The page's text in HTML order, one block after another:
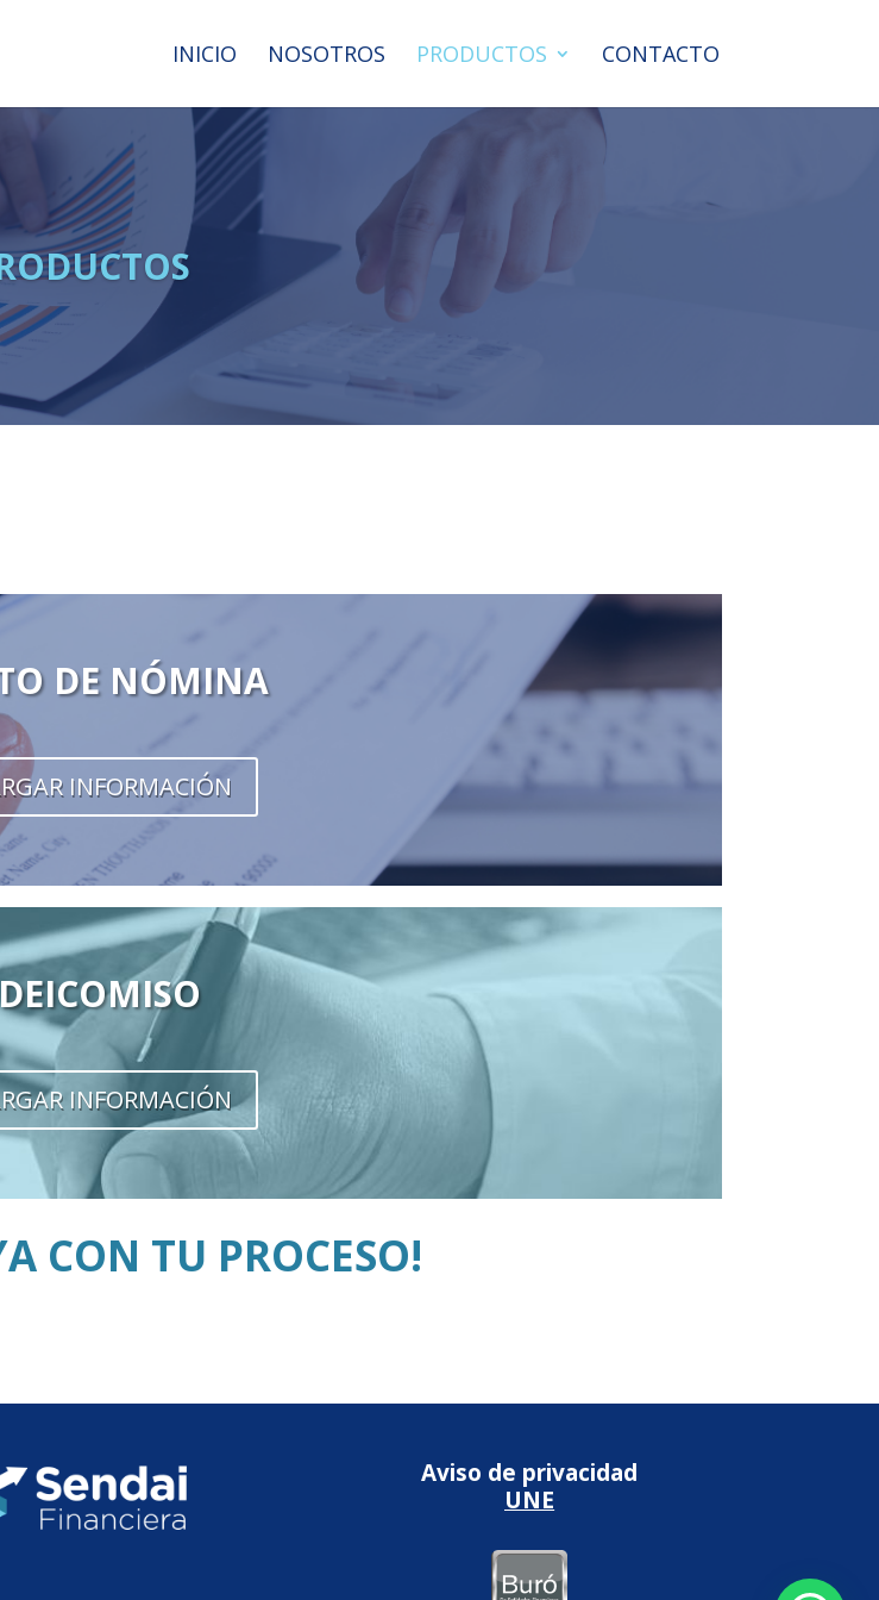
INICIO NOSOTROS PRODUCTOS CONTACTO
DE NÓMINA
INFORMACIÓN
INFORMACIÓN
CON TU PROCESO!
Aviso de privacidad
UNE